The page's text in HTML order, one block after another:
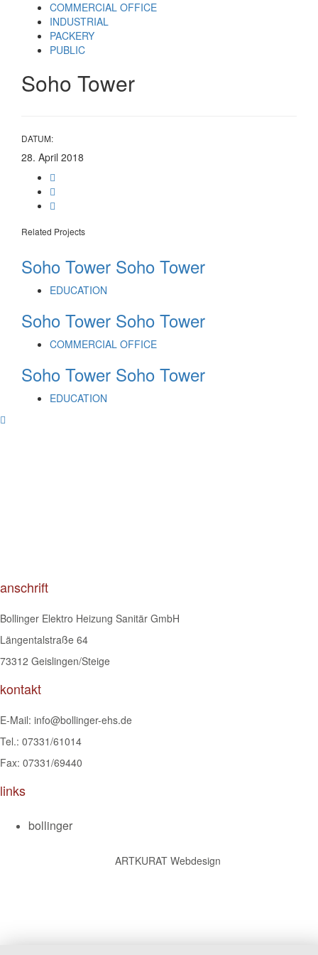
überspringen
primären
Navigation
springen
Inhalt
springen
COMMERCIAL OFFICE
INDUSTRIAL
PACKERY
PUBLIC
Soho Tower
DATUM:
28. April 2018
Related Projects
Soho Tower Soho Tower
EDUCATION
Soho Tower Soho Tower
COMMERCIAL OFFICE
Soho Tower Soho Tower
EDUCATION
anschrift
Bollinger Elektro Heizung Sanitär GmbH
Längentalstraße 64
73312 Geislingen/Steige
kontakt
E-Mail: info@bollinger-ehs.de
Tel.: 07331/61014
Fax: 07331/69440
links
bollinger
ARTKURAT Webdesign